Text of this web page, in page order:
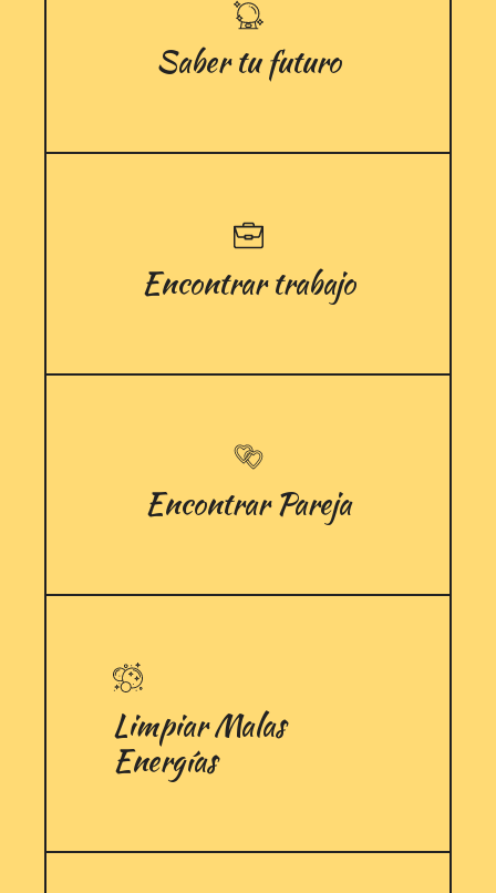
Saber tu futuro
Encontrar trabajo
Encontrar Pareja
Limpiar Malas
Energías